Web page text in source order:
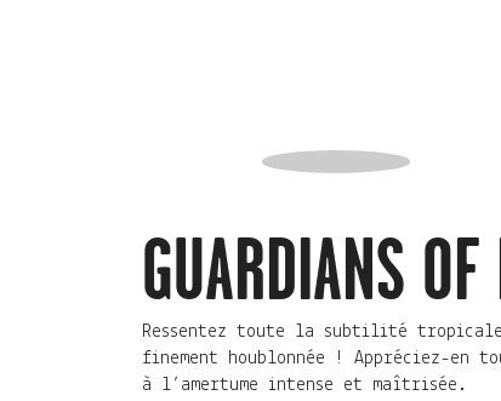
GUARDIANS
Ressentez toute la subtilité
finement houblonnée ! Appréciez-en
à l’amertume intense et maîtrisée.